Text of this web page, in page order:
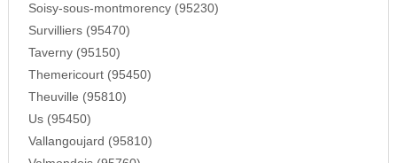
Soisy-sous-montmorency (95230)
Survilliers (95470)
Taverny (95150)
Themericourt (95450)
Theuville (95810)
Us (95450)
Vallangoujard (95810)